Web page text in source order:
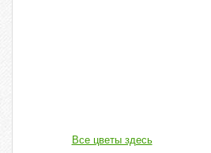
Все цветы здесь